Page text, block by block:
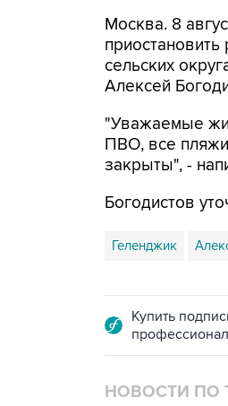
Москва. 8
сельских
Алексей
"Уважаемые
ПВО, все
закрыты", -
Богодистов
Геленджик
Купить
НОВОСТИ ПО